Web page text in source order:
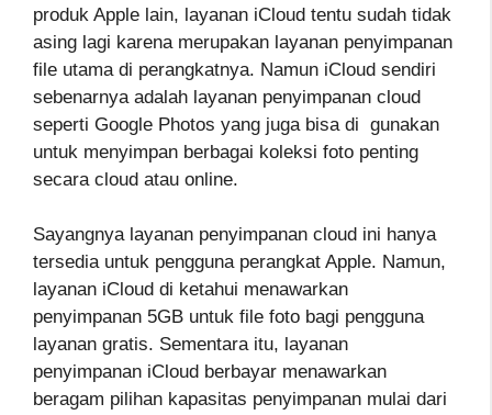
produk Apple lain, layanan iCloud tentu sudah tidak
asing lagi karena merupakan layanan penyimpanan
file utama di perangkatnya. Namun iCloud sendiri
sebenarnya adalah layanan penyimpanan cloud
seperti Google Photos yang juga bisa di gunakan
untuk menyimpan berbagai koleksi foto penting
secara cloud atau online.
Sayangnya layanan penyimpanan cloud ini hanya
tersedia untuk pengguna perangkat Apple. Namun,
layanan iCloud di ketahui menawarkan
penyimpanan 5GB untuk file foto bagi pengguna
layanan gratis. Sementara itu, layanan
penyimpanan iCloud berbayar menawarkan
beragam pilihan kapasitas penyimpanan mulai dari